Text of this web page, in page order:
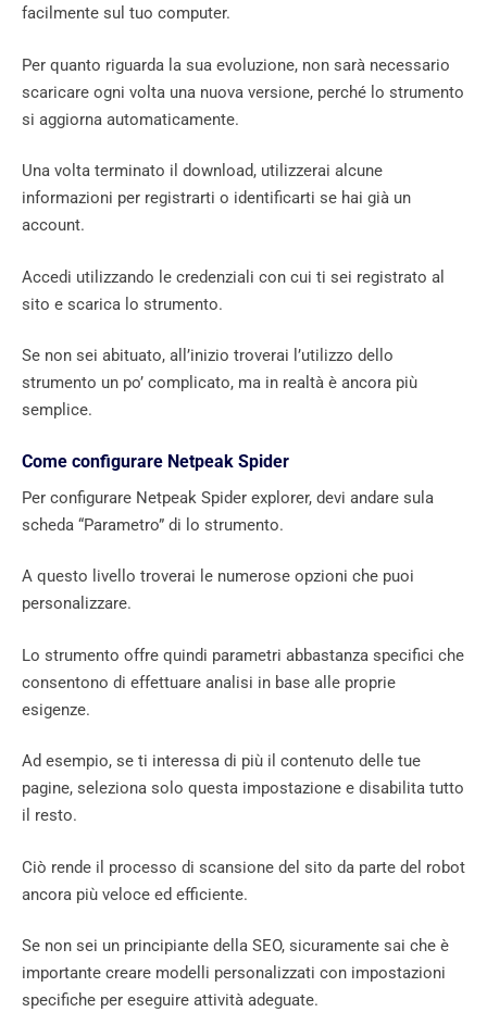
facilmente sul tuo computer.
Per quanto riguarda la sua evoluzione, non sarà necessario
scaricare ogni volta una nuova versione, perché lo strumento
si aggiorna automaticamente.
Una volta terminato il download, utilizzerai alcune
informazioni per registrarti o identificarti se hai già un
account.
Accedi utilizzando le credenziali con cui ti sei registrato al
sito e scarica lo strumento.
Se non sei abituato, all’inizio troverai l’utilizzo dello
strumento un po’ complicato, ma in realtà è ancora più
semplice.
Come configurare Netpeak Spider
Per configurare Netpeak Spider explorer, devi andare sula
scheda “Parametro” di lo strumento.
A questo livello troverai le numerose opzioni che puoi
personalizzare.
Lo strumento offre quindi parametri abbastanza specifici che
consentono di effettuare analisi in base alle proprie
esigenze.
Ad esempio, se ti interessa di più il contenuto delle tue
pagine, seleziona solo questa impostazione e disabilita tutto
il resto.
Ciò rende il processo di scansione del sito da parte del robot
ancora più veloce ed efficiente.
Se non sei un principiante della SEO, sicuramente sai che è
importante creare modelli personalizzati con impostazioni
specifiche per eseguire attività adeguate.